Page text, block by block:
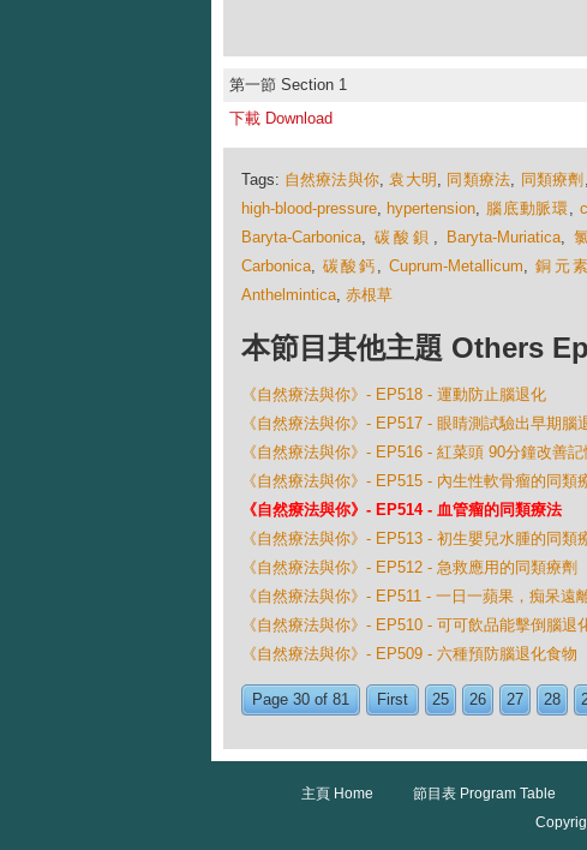
第一節 Section 1
下載 Download
Tags: 自然療法與你,袁大明 , 同類療法, 同類療劑 ,
high-blood-pressure, hypertension, 腦底動脈環,
Baryta-Carbonica, 碳酸鋇 , Baryta-Muriatica,
Carbonica, 碳酸鈣 ,Cuprum-Metallicum,銅元素
Anthelmintica, 赤根草
本節目其他主題 Others
《自然療法與你》- EP518 - 運動防止腦退化
《自然療法與你》- EP517 - 眼睛測試驗出早期腦
《自然療法與你》- EP516 - 紅菜頭 90分鐘改善記
《自然療法與你》- EP515 - 內生性軟骨瘤的同類
《自然療法與你》- EP514 - 血管瘤的同類療法
《自然療法與你》- EP513 - 初生嬰兒水腫的同類
《自然療法與你》- EP512 - 急救應用的同類療劑
《自然療法與你》- EP511 - 一日一蘋果，痴呆遠
《自然療法與你》- EP510 - 可可飲品能擊倒腦退
《自然療法與你》- EP509 - 六種預防腦退化食物
Page 30 of 81 First 25 26 27 28
主頁 Home 節目表 Program Table